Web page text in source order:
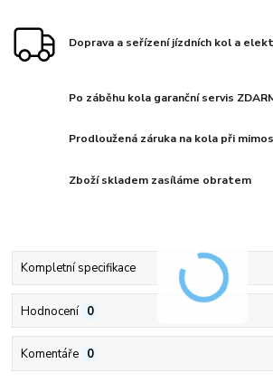
Doprava a seřízení jízdních kol a
Po záběhu kola garanční servis
Prodloužená záruka na kola při
Zboží skladem zasíláme obratem
Kompletní specifikace
Hodnocení 0
Komentáře 0